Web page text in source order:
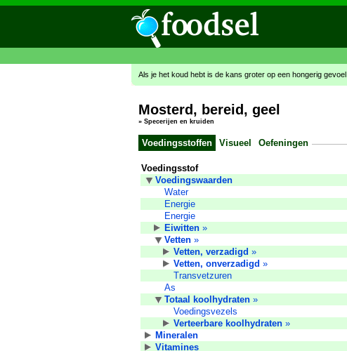
Als je het koud hebt is de kans groter op een hongerig gevoel
Mosterd, bereid, geel
» Specerijen en kruiden
Voedingsstoffen Visueel Oefeningen
Voedingsstof
Voedingswaarden
Water
Energie
Energie
Eiwitten »
Vetten »
Vetten, verzadigd »
Vetten, onverzadigd »
Transvetzuren
As
Totaal koolhydraten »
Voedingsvezels
Verteerbare koolhydraten »
Mineralen
Vitamines